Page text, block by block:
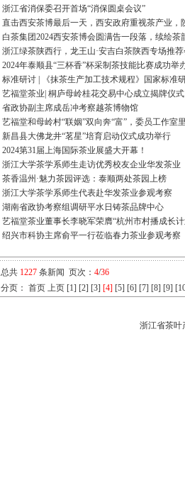
浙江省消保委召开首场“消保圆桌会议”
直击西安茶博最后一天，西安政府重视茶产业，
白茶集团2024西安茶博会圆满告一段落，续绘茶
浙江绿茶陕西行，龙王山·安吉白茶陕西专场推
2024年泰顺县“三杯香”杯采制茶技能比赛成功举
标准研讨 | 《抹茶生产加工技术规程》国家标准
艺福堂茶业| 桐庐母岭桂花交易中心成立揭牌仪
省政协副主席成岳冲考察越茶博物馆
艺福堂和母岭村“联姻”双向奔“富”，委员工作室
新昌县大佛龙井“茗星”培育启动仪式成功举行
2024第31届上海国际茶业展盛大开幕！
浙江大学茶学系师生走访优秀校友企业华发茶业
茶香温州·魅力茶园评选：泰顺两处茶园上榜
浙江大学茶学系师生代表赴华发茶业参观考察
湖南省政协考察组调研平水日铸茶品牌中心
艺福堂茶业董事长李晓军荣膺“杭州市村播成长
绍兴市科协主席俞平一行莅临春力茶业参观考察
总共 1227 条新闻 页次： 4/36
分页： 首页 上页 [1] [2] [3] [4] [5] [6] [7] [8] [9]
浙江省茶